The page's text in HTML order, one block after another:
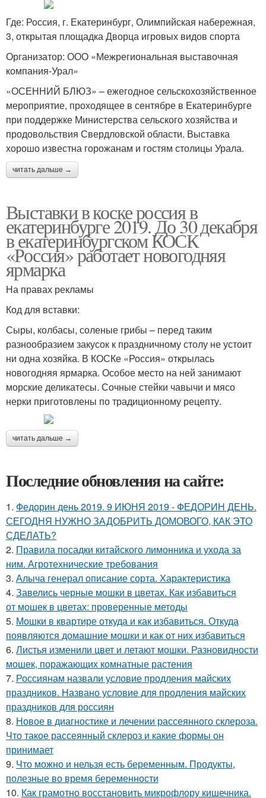
Где: Россия, г. Екатеринбург, Олимпийская набережная,
3, открытая площадка Дворца игровых видов спорта
Организатор: ООО «Межрегиональная выставочная
компания-Урал»
«ОСЕННИЙ БЛЮЗ» – ежегодное сельскохозяйственное
мероприятие, проходящее в сентябре в Екатеринбурге
при поддержке Министерства сельского хозяйства и
продовольствия Свердловской области. Выставка
хорошо известна горожанам и гостям столицы Урала.
читать дальше →
Выставки в коске россия в
екатеринбурге 2019. До 30 декабря
в екатеринбургском КОСК
«Россия» работает новогодняя
ярмарка
На правах рекламы
Код для вставки:
Сыры, колбасы, соленые грибы – перед таким
разнообразием закусок к праздничному столу не устоит
ни одна хозяйка. В КОСКе «Россия» открылась
новогодняя ярмарка. Особое место на ней занимают
морские деликатесы. Сочные стейки чавычи и мясо
нерки приготовлены по традиционному рецепту.
читать дальше →
Последние обновления на сайте:
1. Федорин день 2019. 9 ИЮНЯ 2019 - ФЕДОРИН ДЕНЬ.
СЕГОДНЯ НУЖНО ЗАДОБРИТЬ ДОМОВОГО, КАК ЭТО
СДЕЛАТЬ?
2. Правила посадки китайского лимонника и ухода за
ним. Агротехнические требования
3. Алыча генерал описание сорта. Характеристика
4. Завелись черные мошки в цветах. Как избавиться
от мошек в цветах: проверенные методы
5. Мошки в квартире откуда и как избавиться. Откуда
появляются домашние мошки и как от них избавиться
6. Листья изменили цвет и летают мошки. Разновидности
мошек, поражающих комнатные растения
7. Россиянам назвали условие продления майских
праздников. Названо условие для продления майских
праздников для россиян
8. Новое в диагностике и лечении рассеянного склероза.
Что такое рассеянный склероз и какие формы он
принимает
9. Что можно и нельзя есть беременным. Продукты,
полезные во время беременности
10. Как грамотно восстановить микрофлору кишечника.